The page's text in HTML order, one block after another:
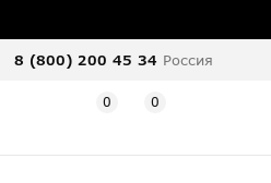
8 (800) 200 45 34 Россия
0 0